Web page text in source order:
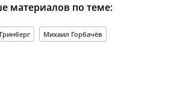
материалов по теме:
Михаил Горбачёв